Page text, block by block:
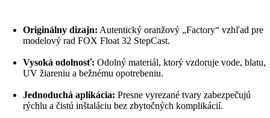
Originálny dizajn: Autentický oranžový „Factory“ vzhľad pre
modelový rad FOX Float 32 StepCast.
Vysoká odolnosť: Odolný materiál, ktorý vzdoruje vode, blatu,
UV žiareniu a bežnému opotrebeniu.
Jednoduchá aplikácia: Presne vyrezané tvary zabezpečujú
rýchlu a čistú inštaláciu bez zbytočných komplikácií.